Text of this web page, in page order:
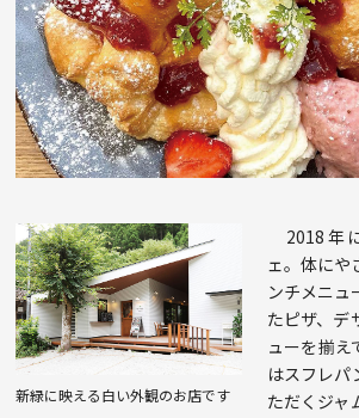
新緑に映える白い外観のお店です
2018年
ェ。体にや
ンチメニュ
たピザ、デ
ューを揃え
はスフレパ
ただくジャ